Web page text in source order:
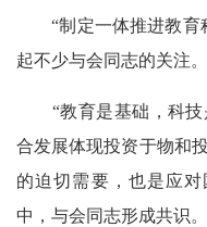
“制定一体推进教育科
起不少与会同志的关注。
“教育是基础，科技
合发展体现投资于物和
的迫切需要，也是应
中，与会同志形成共识。